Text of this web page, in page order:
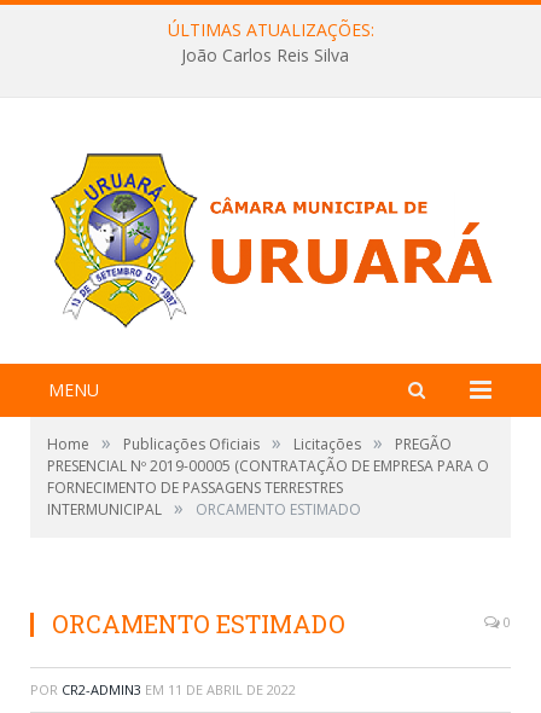
ÚLTIMAS ATUALIZAÇÕES:
João Carlos Reis Silva
MENU
Home » Publicações Oficiais » Licitações »
PREGÃO
PRESENCIAL Nº 2019-00005 (CONTRATAÇÃO DE EMPRESA PARA O
FORNECIMENTO DE PASSAGENS TERRESTRES
INTERMUNICIPAL » ORCAMENTO ESTIMADO
ORCAMENTO ESTIMADO 0
POR CR2-ADMIN3 EM 11 DE ABRIL DE 2022